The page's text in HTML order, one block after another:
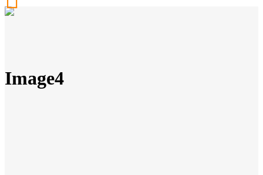
Image4